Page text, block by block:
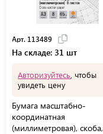
Арт. 113489
На складе: 31 шт
Авторизуйтесь , чтобы
увидеть цену
Бумага масштабно-
координатная
(миллиметровая), скоба,